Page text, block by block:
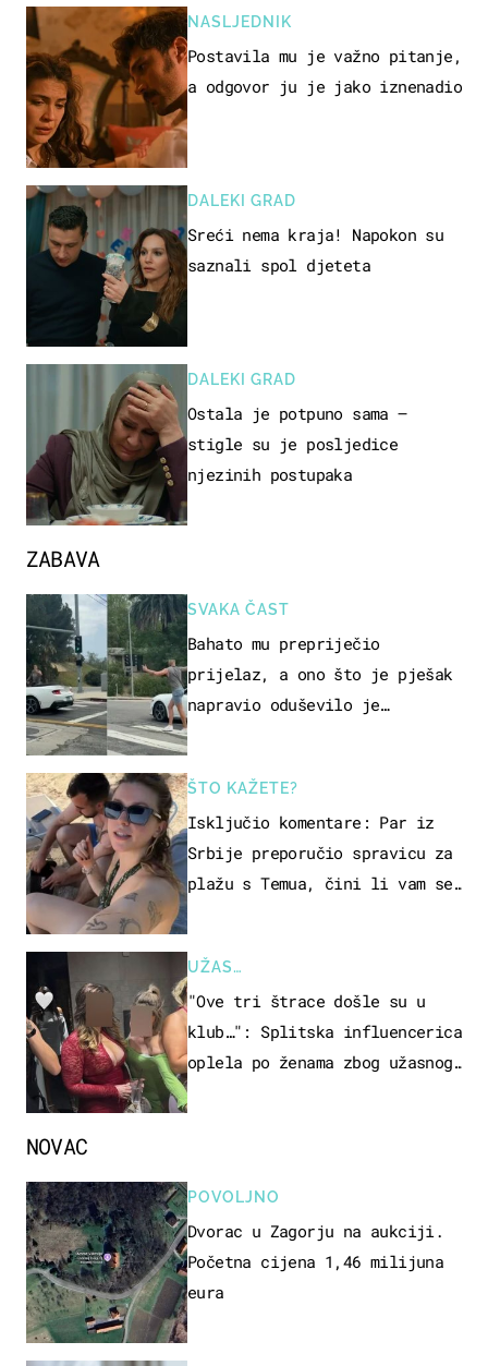
ZABAVA
SVAKA ČAST
Bahato mu prepriječio
prijelaz, a ono što je pješak
napravio oduševilo je
ŠTO KAŽETE?
Isključio komentare: Par iz
Srbije preporučio spravicu za
plažu s Temua, čini li vam se
UŽAS…
"Ove tri štrace došle su u
klub…": Splitska influencerica
oplela po ženama zbog užasnog
NASLJEDNIK
Postavila mu je važno pitanje,
a odgovor ju je jako iznenadio
DALEKI GRAD
Sreći nema kraja! Napokon su
saznali spol djeteta
DALEKI GRAD
Ostala je potpuno sama –
stigle su je posljedice
njezinih postupaka
NOVAC
POVOLJNO
Dvorac u Zagorju na aukciji.
Početna cijena 1,46 milijuna
eura